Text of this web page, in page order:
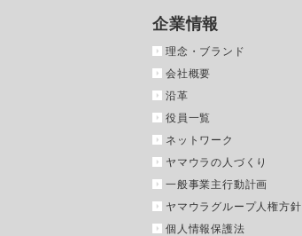
企業情報
理念・ブランド
会社概要
沿革
役員一覧
ネットワーク
ヤマウラの人づくり
一般事業主行動計画
ヤマウラグループ人権方針
個人情報保護法